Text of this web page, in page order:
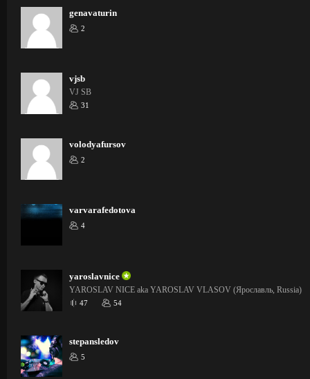
genavaturin
2
vjsb
VJ SB
31
volodyafursov
2
varvarafedotova
4
yaroslavnice
YAROSLAV NICE aka YAROSLAV VLASOV (Ярославль, Russia)
47 54
stepansledov
5